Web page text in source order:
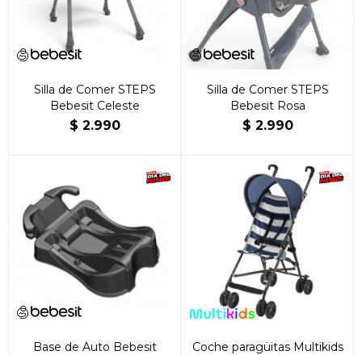
Silla de Comer STEPS
Bebesit Celeste
$ 2.990
Silla de Comer STEPS
Bebesit Rosa
$ 2.990
Base de Auto Bebesit
Coche paragüitas Multikids